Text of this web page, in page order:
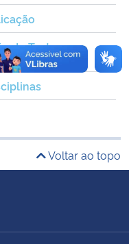
de Textos
Voltar ao topo